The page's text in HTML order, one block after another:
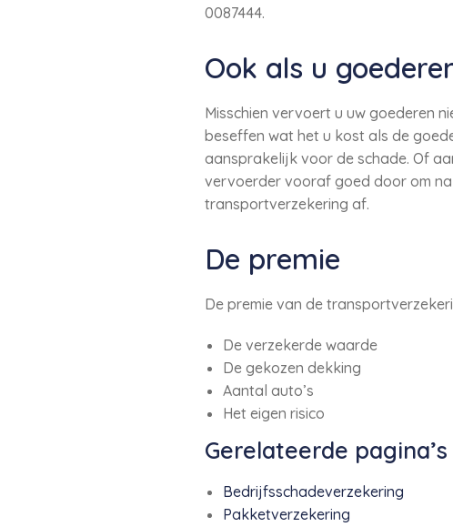
0087444.
Ook als u
Misschien vervoert u uw goederen
beseffen wat het u kost als de
aansprakelijk voor de schade. Of
vervoerder vooraf goed door om
transportverzekering af.
De premie
De premie van de
De verzekerde waarde
De gekozen dekking
Aantal auto’s
Het eigen risico
Gerelateerde pagina’s
Bedrijfsschadeverzekering
Pakketverzekering